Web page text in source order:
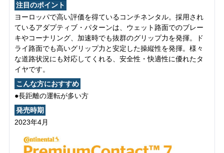
注目のポイント
ヨーロッパで高い評価を得ているコンチネンタル。採用され
ているアダプティブ・パターンは、ウェット路面でのブレー
キやコーナリング、加速時でも抜群のグリップ力を発揮。ド
ライ路面でも高いグリップ力と安定した操縦性を発揮。様々
な道路状況にも対応してくれる、安全性・快適性に優れたタ
イヤです。
こんな方におすすめ
●長距離の運転が多い方
発売時期
2023年4月